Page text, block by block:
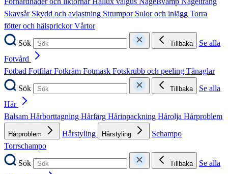
Skavsår Skydd och avlastning Strumpor Sulor och inlägg Torra
fötter och hälsprickorVårtor
Sök
Tillbaka
Se alla
Fotvård
Fotbad FotfilarFotkräm Fotmask Fotskrubb och peeling Tånaglar
Sök
Tillbaka
Se alla
Hår
Balsam Hårborttagning Hårfärg Hårinpackning Hårolja Hårproblem
Hårproblem Hårstyling Hårstyling
Schampo
Torrschampo
Sök
Tillbaka
Se alla